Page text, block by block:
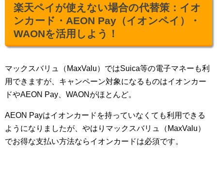
楽天ペイが使えない場合の代替策：イオ
ンカード・AEON Pay（イオンペイ）・
WAONを活用しよう！
マックスバリュ（MaxValu）ではSuica等の電子マネーも利
用できますが、キャンペーン対象になるものはイオンカー
ドやAEON Pay、WAONがほとんど。
AEON Payはイオンカードを持っていなくても利用できる
ようになりましたが、やはりマックスバリュ（MaxValu）
でお得な支払い方法ならイオンカードは必須です。